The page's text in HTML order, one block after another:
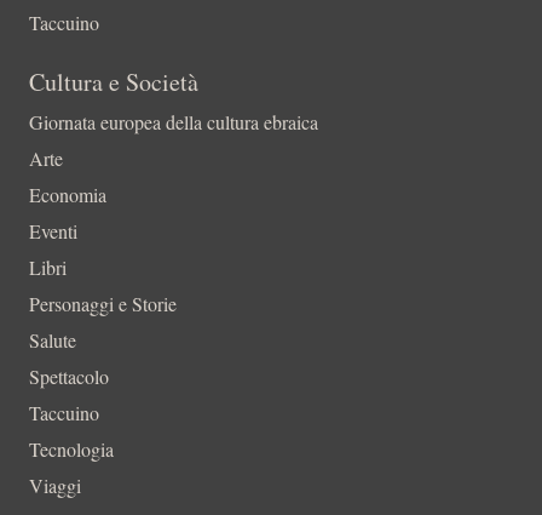
Taccuino
Cultura e Società
Giornata europea della cultura ebraica
Arte
Economia
Eventi
Libri
Personaggi e Storie
Salute
Spettacolo
Taccuino
Tecnologia
Viaggi